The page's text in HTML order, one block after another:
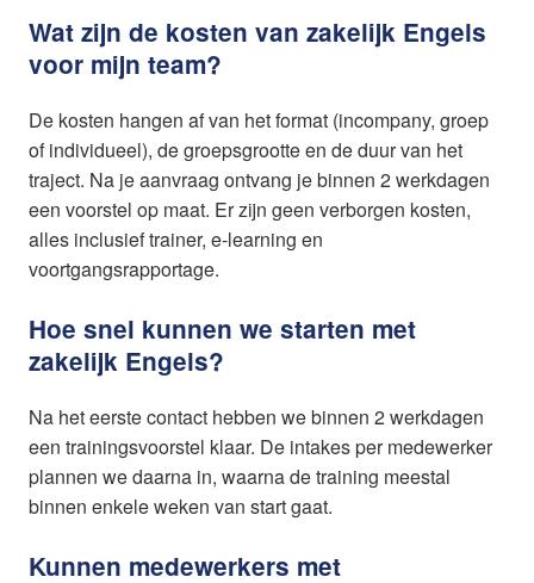
Wat zijn de kosten van zakelijk Engels
voor mijn team?
De kosten hangen af van het format (incompany, groep
of individueel), de groepsgrootte en de duur van het
traject. Na je aanvraag ontvang je binnen 2 werkdagen
een voorstel op maat. Er zijn geen verborgen kosten,
alles inclusief trainer, e-learning en
voortgangsrapportage.
Hoe snel kunnen we starten met
zakelijk Engels?
Na het eerste contact hebben we binnen 2 werkdagen
een trainingsvoorstel klaar. De intakes per medewerker
plannen we daarna in, waarna de training meestal
binnen enkele weken van start gaat.
Kunnen medewerkers met